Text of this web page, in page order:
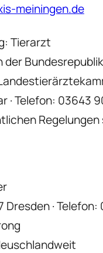
meiningen.de
Tierarzt
· Telefon: 03643
Regelungen
· Telefon: